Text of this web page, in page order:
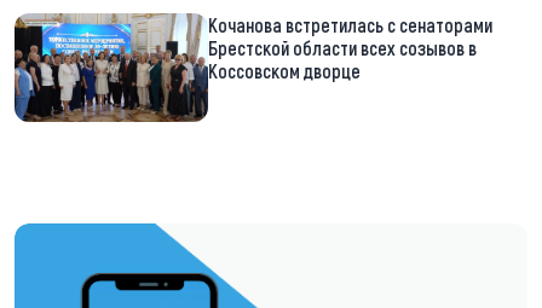
Кочанова встретилась с сенаторами
Брестской области всех созывов в
Коссовском дворце
https://t.me/minskctvby